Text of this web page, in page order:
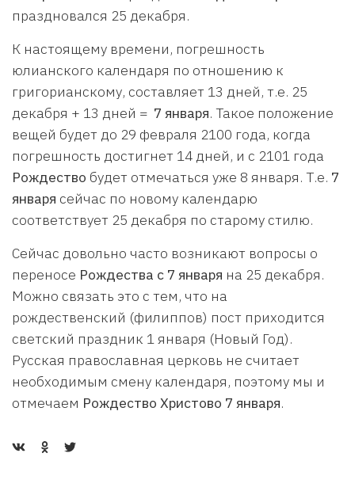
праздновался 25 декабря.
К настоящему времени, погрешность
юлианского календаря по отношению к
григорианскому, составляет 13 дней, т.е. 25
декабря + 13 дней = 7 января. Такое положение
вещей будет до 29 февраля 2100 года, когда
погрешность достигнет 14 дней, и с 2101 года
Рождество будет отмечаться уже 8 января. Т.е. 7
января сейчас по новому календарю
соответствует 25 декабря по старому стилю.
Сейчас довольно часто возникают вопросы о
переносе Рождества с 7 января на 25 декабря.
Можно связать это с тем, что на
рождественский (филиппов) пост приходится
светский праздник 1 января (Новый Год).
Русская православная церковь не считает
необходимым смену календаря, поэтому мы и
отмечаем Рождество Христово 7 января.